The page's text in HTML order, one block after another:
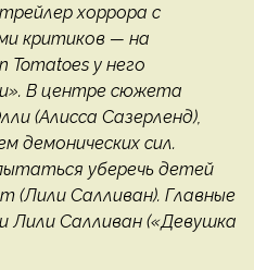
хоррора с
критиков — на
Tomatoes у него
В центре сюжета
(Алисса Сазерленд),
демонических сил.
уберечь детей
(Лили Салливан). Главные
Лили Салливан («Девушка